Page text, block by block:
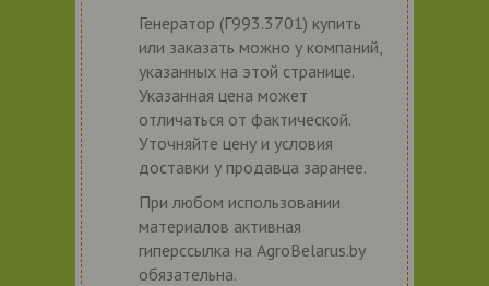
Генератор (Г993.3701) купить
или заказать можно у компаний,
указанных на этой странице.
Указанная цена может
отличаться от фактической.
Уточняйте цену и условия
доставки у продавца заранее.
При любом использовании
материалов активная
гиперссылка на AgroBelarus.by
обязательна.